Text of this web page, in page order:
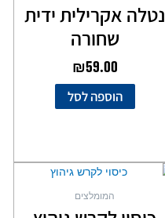
נטלה אקרילית ידית
שחורה
₪59.00
הוספה לסל
המומלצים